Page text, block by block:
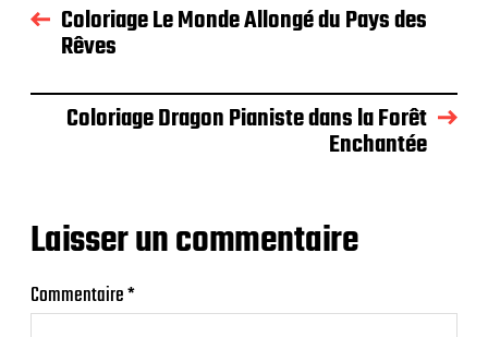
Coloriage Le Monde Allongé du Pays des
Rêves
Coloriage Dragon Pianiste dans la Forêt
Enchantée
Laisser un commentaire
Commentaire*